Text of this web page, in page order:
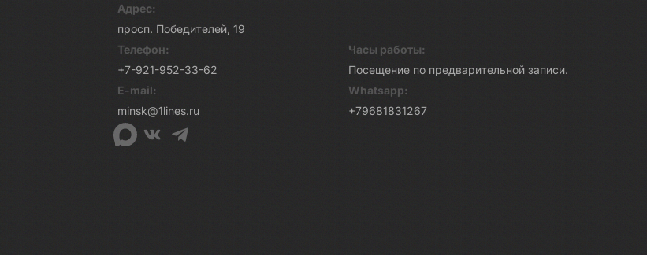
Адрес:
просп. Победителей, 19
Телефон:
+7-921-952-33-62
Часы работы:
Посещение по предварительной записи.
E-mail:
minsk@1lines.ru
Whatsapp:
+79681831267